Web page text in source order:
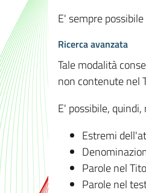
E' sempre
Ricerca avanzata
Tale modalità
non contenute nel
E' possibile,
Estremi
Parole nel
Parole nel